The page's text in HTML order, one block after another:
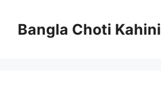
contentBangla Choti Kahini